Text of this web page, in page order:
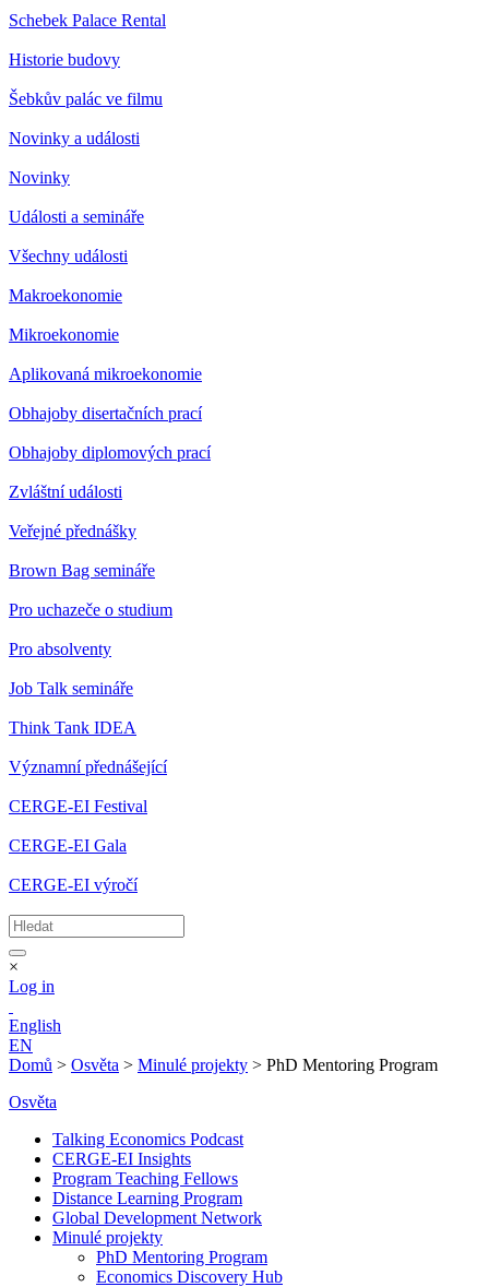
Schebek Palace Rental
Historie budovy
Šebkův palác ve filmu
Novinky a události
Novinky
Události a semináře
Všechny události
Makroekonomie
Mikroekonomie
Aplikovaná mikroekonomie
Obhajoby disertačních prací
Obhajoby diplomových prací
Zvláštní události
Veřejné přednášky
Brown Bag semináře
Pro uchazeče o studium
Pro absolventy
Job Talk semináře
Think Tank IDEA
Významní přednášející
CERGE-EI Festival
CERGE-EI Gala
CERGE-EI výročí
×
Log in
English
EN
Domů > Osvěta > Minulé projekty > PhD Mentoring Program
Osvěta
Talking Economics Podcast
CERGE-EI Insights
Program Teaching Fellows
Distance Learning Program
Global Development Network
Minulé projekty
PhD Mentoring Program
Economics Discovery Hub